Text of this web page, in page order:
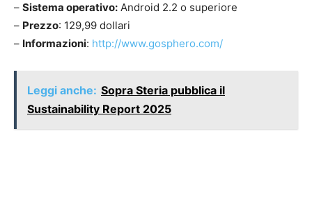
– Sistema operativo: Android 2.2 o superiore
– Prezzo: 129,99 dollari
– Informazioni: http://www.gosphero.com/
Leggi anche: Sopra Steria pubblica il
Sustainability Report 2025